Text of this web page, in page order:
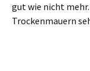
gut wie nicht
Trockenmauern